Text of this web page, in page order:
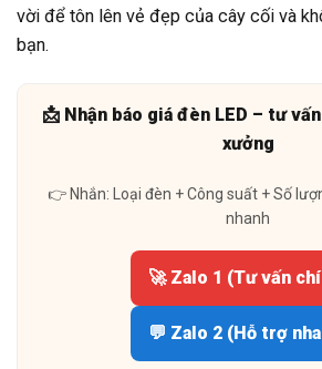
vời để tôn lên vẻ đẹp của cây cối và
bạn.
📩 Nhận báo giá đèn LED – tư
xưởng
👉 Nhắn: Loại đèn + Công suất + Số
nhanh
🚀 Zalo 1 (Tư vấn
💬 Zalo 2 (Hỗ trợ